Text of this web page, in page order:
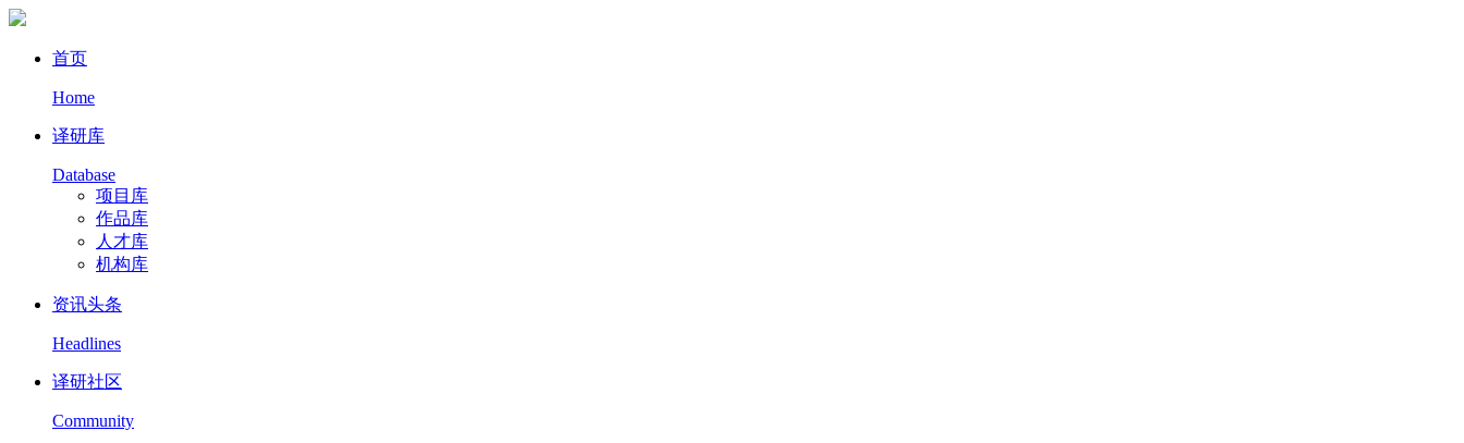
首页
Home
译研库
Database
项目库
作品库
人才库
机构库
资讯头条
Headlines
译研社区
Community